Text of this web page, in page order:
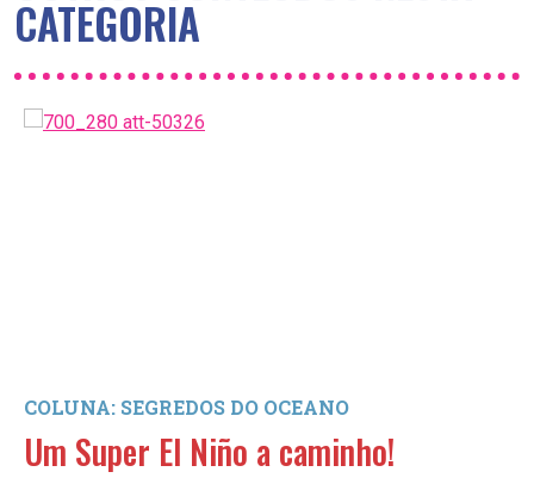
CATEGORIA
COLUNA: SEGREDOS DO OCEANO
Um Super El Niño a caminho!